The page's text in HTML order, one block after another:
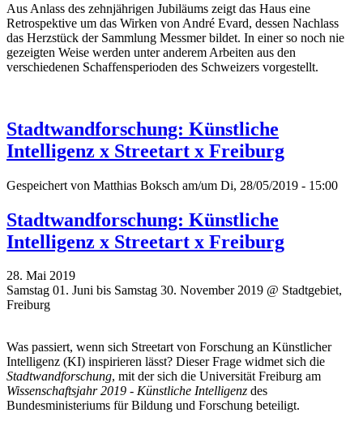
Aus Anlass des zehnjährigen Jubiläums zeigt das Haus eine
Retrospektive um das Wirken von André Evard, dessen Nachlass
das Herzstück der Sammlung Messmer bildet. In einer so noch nie
gezeigten Weise werden unter anderem Arbeiten aus den
verschiedenen Schaffensperioden des Schweizers vorgestellt.
Stadtwandforschung: Künstliche
Intelligenz x Streetart x Freiburg
Gespeichert von Matthias Boksch am/um Di, 28/05/2019 - 15:00
Stadtwandforschung: Künstliche
Intelligenz x Streetart x Freiburg
28. Mai 2019
Samstag 01. Juni bis Samstag 30. November 2019 @ Stadtgebiet,
Freiburg
Was passiert, wenn sich Streetart von Forschung an Künstlicher
Intelligenz (KI) inspirieren lässt? Dieser Frage widmet sich die
Stadtwandforschung, mit der sich die Universität Freiburg am
Wissenschaftsjahr 2019 - Künstliche Intelligenz des
Bundesministeriums für Bildung und Forschung beteiligt.